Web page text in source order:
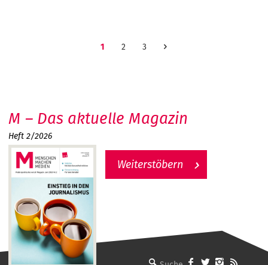
1 2 3
MMM - Menschen machen Medien
M – Das aktuelle Magazin
Heft 2/2026
Weiterstöbern